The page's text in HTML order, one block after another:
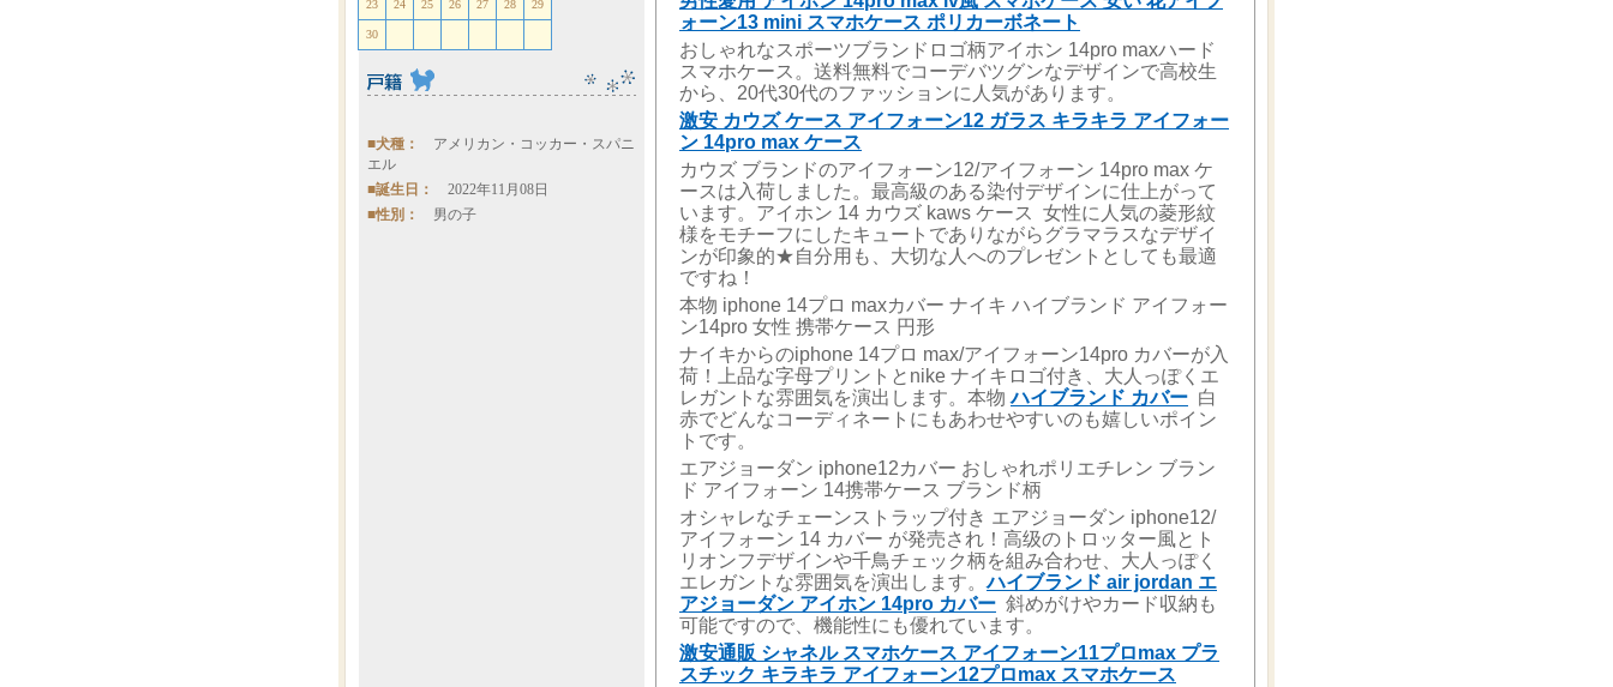
23 24 25 26 27 28 29
30
■犬種： アメリカン・コッカー・スパニ
エル
■誕生日： 2022年11月08日
■性別： 男の子
ォーン13 mini スマホケース ポリカーボネート
おしゃれなスポーツブランドロゴ柄アイホン 14pro maxハード
スマホケース。送料無料でコーデバツグンなデザインで高校生
から、20代30代のファッションに人気があります。
激安 カウズ ケース アイフォーン12 ガラス キラキラ アイフォー
ン 14pro max ケース
カウズ ブランドのアイフォーン12/アイフォーン 14pro max ケ
ースは入荷しました。最高級のある染付デザインに仕上がって
います。アイホン 14 カウズ kaws ケース 女性に人気の菱形紋
様をモチーフにしたキュートでありながらグラマラスなデザイ
ンが印象的★自分用も、大切な人へのプレゼントとしても最適
ですね！
本物 iphone 14プロ maxカバー ナイキ ハイブランド アイフォー
ン14pro 女性 携帯ケース 円形
ナイキからのiphone 14プロ max/アイフォーン14pro カバーが入
荷！上品な字母プリントとnike ナイキロゴ付き、大人っぽくエ
レガントな雰囲気を演出します。本物ハイブランド カバー 白
赤でどんなコーディネートにもあわせやすいのも嬉しいポイン
トです。
エアジョーダン iphone12カバー おしゃれポリエチレン ブラン
ド アイフォーン 14携帯ケース ブランド柄
オシャレなチェーンストラップ付き エアジョーダン iphone12/
アイフォーン 14 カバー が発売され！高级のトロッター風とト
リオンフデザインや千鳥チェック柄を組み合わせ、大人っぽく
エレガントな雰囲気を演出します。ハイブランド air jordan エ
アジョーダン アイホン 14pro カバー 斜めがけやカード収納も
可能ですので、機能性にも優れています。
激安通販 シャネル スマホケース アイフォーン11プロmax プラ
スチック キラキラ アイフォーン12プロmax スマホケース